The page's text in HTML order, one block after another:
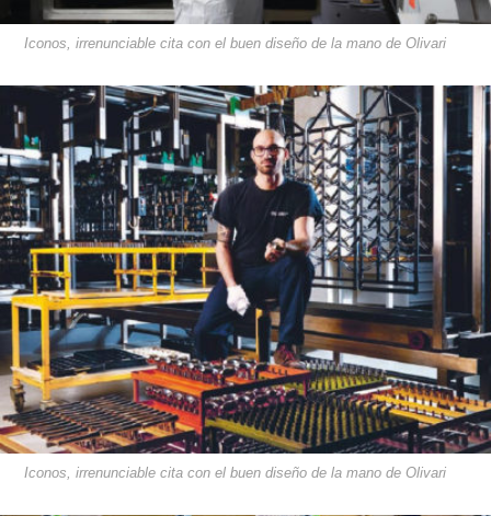
Iconos, irrenunciable cita con el buen diseño de la mano de Olivari
Iconos, irrenunciable cita con el buen diseño de la mano de Olivari